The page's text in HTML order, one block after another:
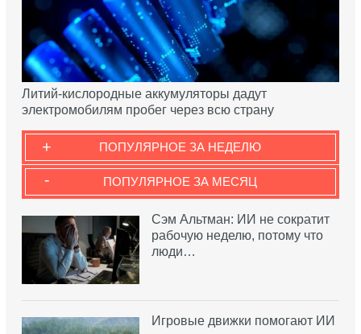
Литий-кислородные аккумуляторы дадут
электромобилям пробег через всю страну
ПОПУЛЯРНОЕ ЗА НЕДЕЛЮ
+
ПОПУЛЯРНОЕ ЗА МЕСЯЦ
-
Сэм Альтман: ИИ не сократит
рабочую неделю, потому что
люди…
Игровые движки помогают ИИ